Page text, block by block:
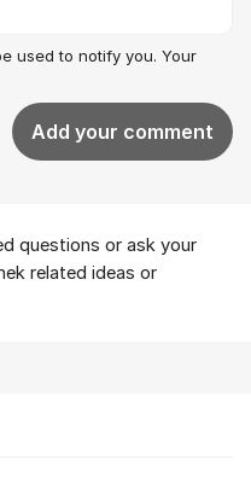
used to notify you. Your
Add your comment
questions or ask your
related ideas or